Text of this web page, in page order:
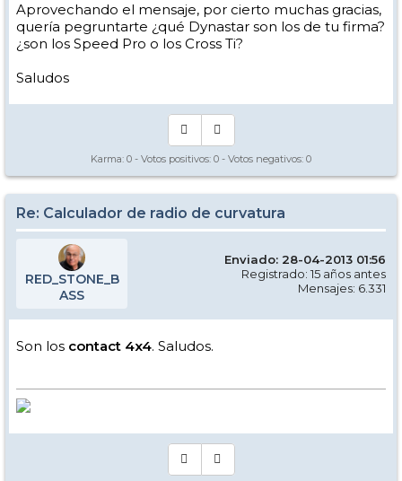
Aprovechando el mensaje, por cierto muchas gracias,
quería pegruntarte ¿qué Dynastar son los de tu firma?
¿son los Speed Pro o los Cross Ti?
Saludos
Karma: 0 - Votos positivos: 0 - Votos negativos: 0
Re: Calculador de radio de curvatura
RED_STONE_B
ASS
Enviado: 28-04-2013 01:56
Registrado: 15 años antes
Mensajes: 6.331
Son los contact 4x4. Saludos.